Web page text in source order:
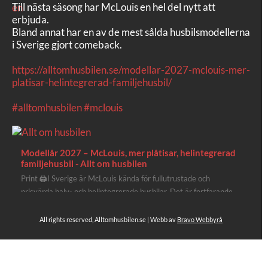
Till nästa säsong har McLouis en hel del nytt att
erbjuda.
Bland annat har en av de mest sålda husbilsmodellerna
i Sverige gjort comeback.
https://alltomhusbilen.se/modellar-2027-mclouis-mer-
platisar-helintegrerad-familjehusbil/
#alltomhusbilen#mclouis
Modellår 2027 – McLouis, mer plåtisar, helintegrerad
familjehusbil - Allt om husbilen
Print 🖨I Sverige är McLouis kända för fullutrustade och
prisvärda halv- och helintegrerade husbilar. Det är fortfarande
plåtisutbud lite extra kärlek med hela 3 nya utrustningsnivåer.
All rights reserved, Alltomhusbilen.se | Webb av Bravo Webbyrå